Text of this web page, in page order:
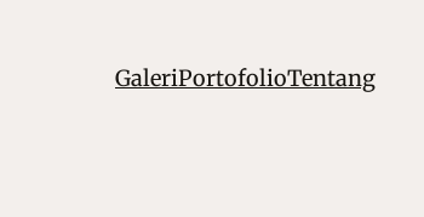
GaleriPortofolioTentang